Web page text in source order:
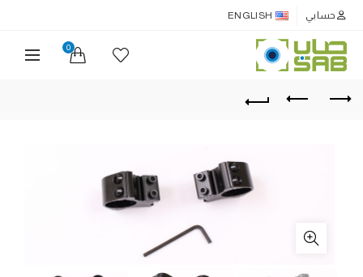
حسابي ENGLISH
0